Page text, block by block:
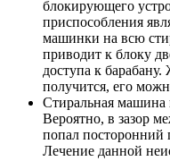
блокирующего
приспособления
машинки на всю
приводит к блоку
доступа к
получится, его
Стиральная машина
Вероятно, в зазор
попал посторонний
Лечение данной